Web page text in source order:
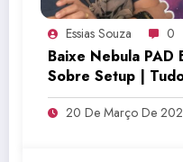
Essias Souza 0
Baixe Nebula PAD
Sobre Setup |
Musical
20 De Março De